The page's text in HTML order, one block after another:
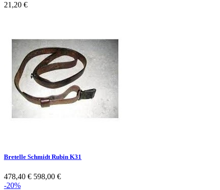
21,20 €
Bretelle Schmidt Rubin K31
478,40 € 598,00 €
-20%